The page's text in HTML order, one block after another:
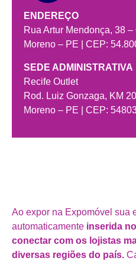
ENDEREÇO
Rua Artur Mendonça, 38 –
Moreno – PE | CEP:
SEDE ADMINISTRATIVA
Recife Outlet
Rod. Luiz Gonzaga, KM
Moreno – PE | CEP:
Ao expor na Expomóvel sua
automaticamente inserida
conectar com os lojistas
diversas regiões do país.